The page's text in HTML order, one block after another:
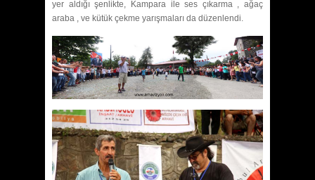
yer aldığı şenlikte, Kampara ile ses çıkarma , ağaç
araba , ve kütük çekme yarışmaları da düzenlendi.